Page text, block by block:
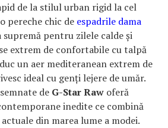
de la stilul urban rigid la cel
pereche chic de espadrile dama
pentru zilele calde și
extrem de confortabile cu talpă
un aer mediteranean extrem de
ideal cu genți lejere de umăr.
de G-Star Raw oferă
inedite ce combină
din marea lume a modei.